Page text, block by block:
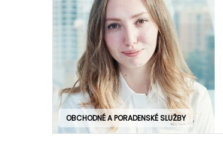
OBCHODNÉ A PORADENSKÉ SLUŽBY